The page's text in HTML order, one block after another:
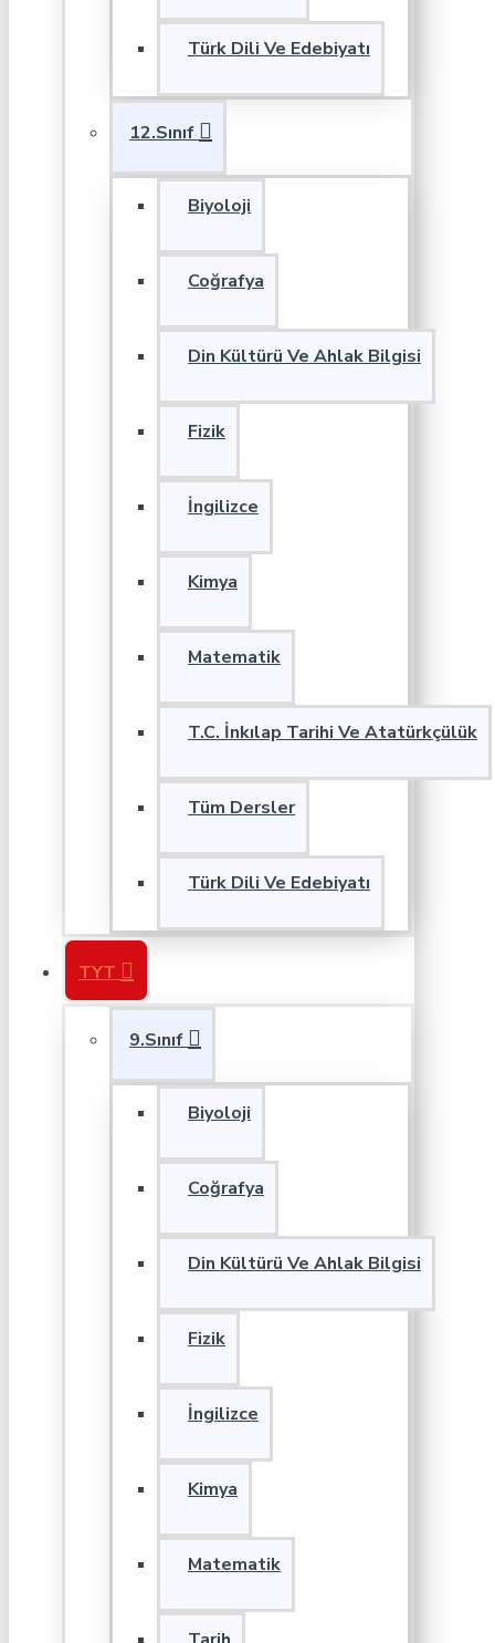
Türk Dili Ve Edebiyatı
12.Sınıf
Biyoloji
Coğrafya
Din Kültürü Ve Ahlak Bilgisi
Fizik
İngilizce
Kimya
Matematik
T.C. İnkılap Tarihi Ve Atatürkçülük
Tüm Dersler
Türk Dili Ve Edebiyatı
TYT
9.Sınıf
Biyoloji
Coğrafya
Din Kültürü Ve Ahlak Bilgisi
Fizik
İngilizce
Kimya
Matematik